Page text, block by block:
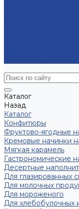
Каталог
Назад
Каталог
Конфитюры
Фруктово-ягодные
Кремовые начинки
Мягкая карамель
Гастрономические
Десертные
Для глазированных
Для молочных
Для мороженого
Для хлебобулочных